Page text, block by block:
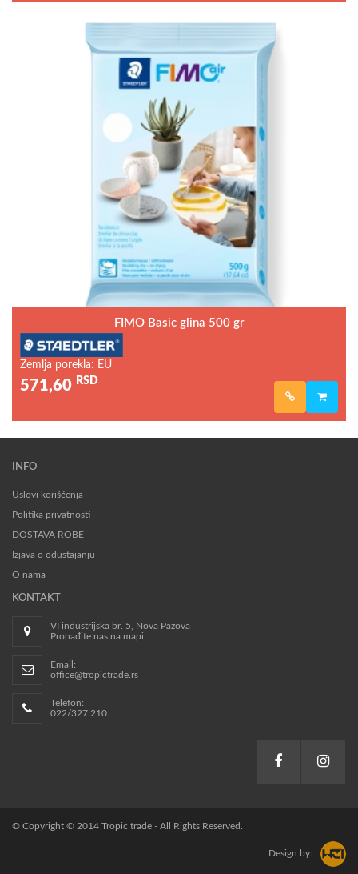
FIMO Basic glina 500 gr
Zemlja porekla: EU
571,60 RSD
INFO
Uslovi korišćenja
Politika privatnosti
DOSTAVA ROBE
Izjava o odustajanju
O nama
KONTAKT
VI industrijska br. 5, Nova Pazova
Pronađite nas na mapi
Email:
office@tropictrade.rs
Telefon:
022/327 210
© Copyright © 2014 Tropic trade - All Rights Reserved.
Design by: